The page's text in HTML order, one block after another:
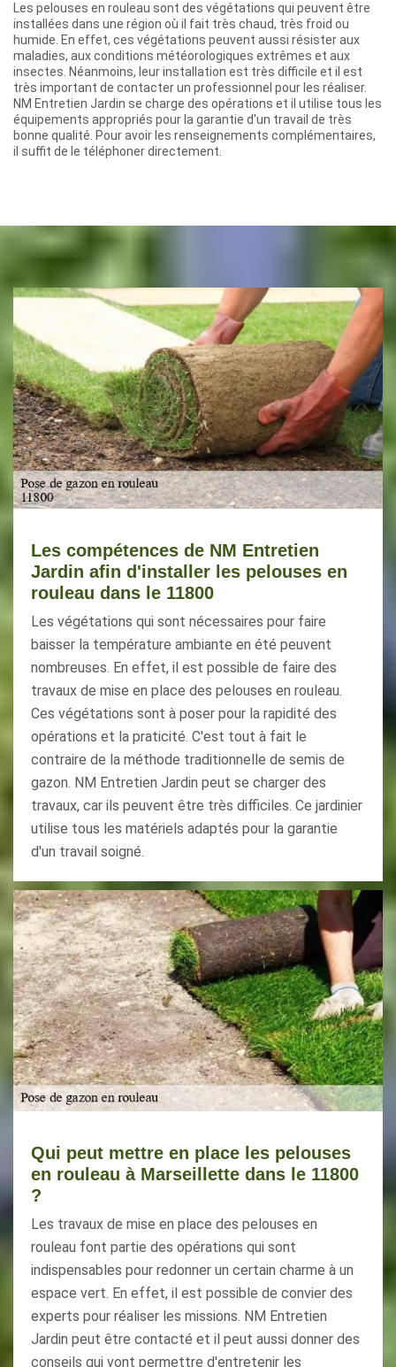
Les pelouses en rouleau sont des végétations qui peuvent être
installées dans une région où il fait très chaud, très froid ou
humide. En effet, ces végétations peuvent aussi résister aux
maladies, aux conditions météorologiques extrêmes et aux
insectes. Néanmoins, leur installation est très difficile et il est
très important de contacter un professionnel pour les réaliser.
NM Entretien Jardin se charge des opérations et il utilise tous les
équipements appropriés pour la garantie d'un travail de très
bonne qualité. Pour avoir les renseignements complémentaires,
il suffit de le téléphoner directement.
Les compétences de NM Entretien
Jardin afin d'installer les pelouses en
rouleau dans le 11800
Les végétations qui sont nécessaires pour faire
baisser la température ambiante en été peuvent
nombreuses. En effet, il est possible de faire des
travaux de mise en place des pelouses en rouleau.
Ces végétations sont à poser pour la rapidité des
opérations et la praticité. C'est tout à fait le
contraire de la méthode traditionnelle de semis de
gazon. NM Entretien Jardin peut se charger des
travaux, car ils peuvent être très difficiles. Ce jardinier
utilise tous les matériels adaptés pour la garantie
d'un travail soigné.
Qui peut mettre en place les pelouses
en rouleau à Marseillette dans le 11800
?
Les travaux de mise en place des pelouses en
rouleau font partie des opérations qui sont
indispensables pour redonner un certain charme à un
espace vert. En effet, il est possible de convier des
experts pour réaliser les missions. NM Entretien
Jardin peut être contacté et il peut aussi donner des
conseils qui vont permettre d'entretenir les